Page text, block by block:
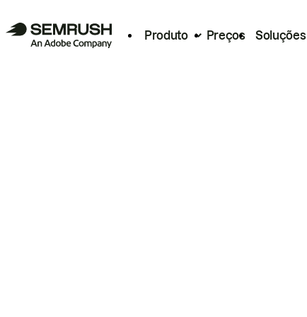
Produto Preços Soluções